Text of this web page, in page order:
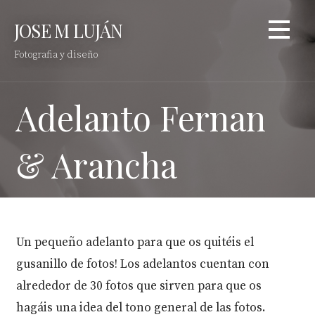
contenido
JOSE M LUJÁN
Fotografia y diseño
Adelanto Fernan
& Arancha
Un pequeño adelanto para que os quitéis el
gusanillo de fotos! Los adelantos cuentan con
alrededor de 30 fotos que sirven para que os
hagáis una idea del tono general de las fotos.